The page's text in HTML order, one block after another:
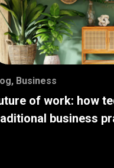
, Business
of work: how
business